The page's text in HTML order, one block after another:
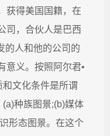
获得美国国籍，在
司，合伙人是巴西
的人和他的公司的
意义。按照阿尔君•
和文化条件是所谓
(a)种族图景;(b)媒体
形态图景。在这个